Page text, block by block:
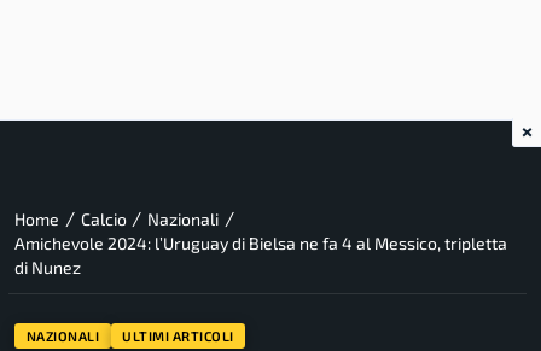
Home / Calcio / Nazionali /
Amichevole 2024: l’Uruguay di Bielsa ne fa 4 al Messico, tripletta
di Nunez
NAZIONALI ULTIMI ARTICOLI
×